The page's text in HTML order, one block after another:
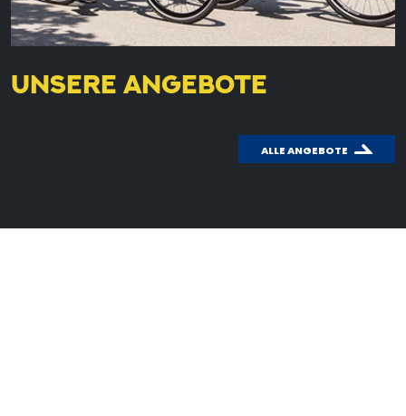
UNSERE ANGEBOTE
ALLE ANGEBOTE